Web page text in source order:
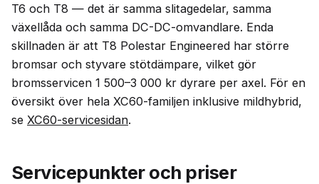
T6 och T8 — det är samma slitagedelar, samma
växellåda och samma DC-DC-omvandlare. Enda
skillnaden är att T8 Polestar Engineered har större
bromsar och styvare stötdämpare, vilket gör
bromsservicen 1 500–3 000 kr dyrare per axel. För en
översikt över hela XC60-familjen inklusive mildhybrid,
se XC60-servicesidan.
Servicepunkter och priser